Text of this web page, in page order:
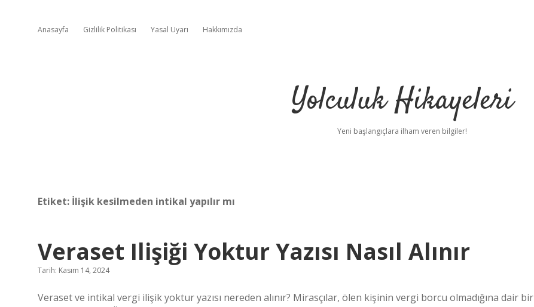
Anasayfa Gizlilik Politikası Yasal Uyarı Hakkımızda
Yolculuk Hikayeleri
Yeni başlangıçlara ilham veren bilgiler!
Etiket: İlişik kesilmeden intikal yapılır mı
Veraset Ilişiği Yoktur Yazısı Nasıl Alınır
Tarih: Kasım 14, 2024
Veraset ve intikal vergi ilişik yoktur yazısı nereden alınır? Mirasçılar, ölen kişinin vergi borcu olmadığına dair bir